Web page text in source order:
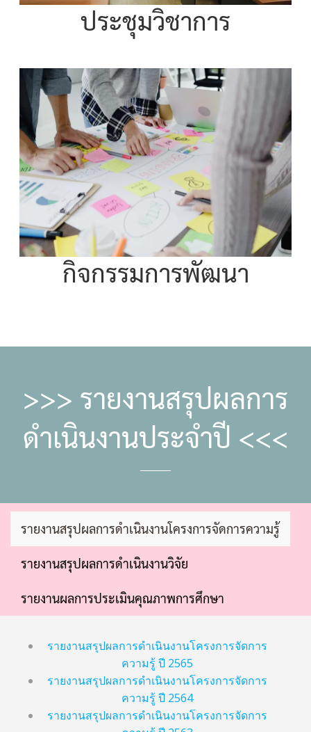
ประชุมวิชาการ
กิจกรรมการพัฒนา
>>> รายงานสรุปผลการ
ดำเนินงานประจำปี <<<
รายงานสรุปผลการดำเนินงานโครงการจัดการความรู้
รายงานสรุปผลการดำเนินงานวิจัย
รายงานผลการประเมินคุณภาพการศึกษา
รายงานสรุปผลการดำเนินงานโครงการจัดการ
ความรู้ ปี 2565
รายงานสรุปผลการดำเนินงานโครงการจัดการ
ความรู้ ปี 2564
รายงานสรุปผลการดำเนินงานโครงการจัดการ